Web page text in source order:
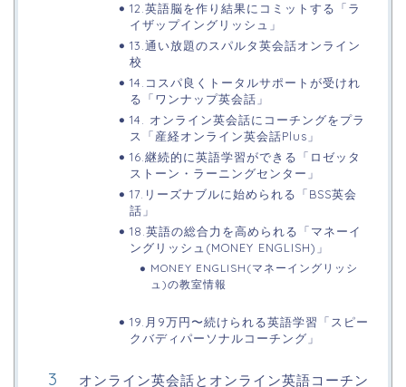
12.英語脳を作り結果にコミットする「ラ
イザップイングリッシュ」
13.通い放題のスパルタ英会話オンライン
校
14.コスパ良くトータルサポートが受けれ
る「ワンナップ英会話」
14. オンライン英会話にコーチングをプラ
ス「産経オンライン英会話Plus」
16.継続的に英語学習ができる「ロゼッタ
ストーン・ラーニングセンター」
17.リーズナブルに始められる「BSS英会
話」
18.英語の総合力を高められる「マネーイ
ングリッシュ(MONEY ENGLISH)」
MONEY ENGLISH(マネーイングリッシ
ュ)の教室情報
19.月9万円〜続けられる英語学習「スピー
クバディパーソナルコーチング」
オンライン英会話とオンライン英語コーチン